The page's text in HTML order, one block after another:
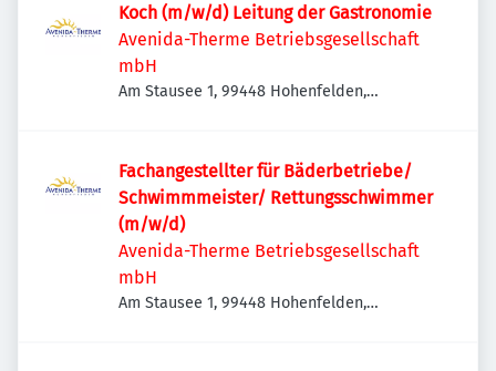
Koch (m/w/d) Leitung der Gastronomie
Avenida-Therme Betriebsgesellschaft
mbH
Am Stausee 1, 99448 Hohenfelden,
Fachangestellter für Bäderbetriebe/
Schwimmmeister/ Rettungsschwimmer
(m/w/d)
Avenida-Therme Betriebsgesellschaft
mbH
Am Stausee 1, 99448 Hohenfelden,